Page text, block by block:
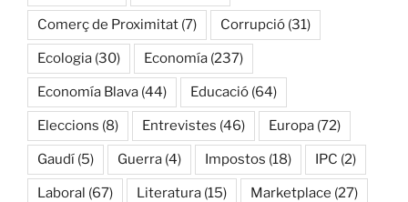
Comerç de Proximitat (7) Corrupció (31)
Ecologia (30) Economía (237)
Economía Blava (44) Educació (64)
Eleccions (8) Entrevistes (46) Europa (72)
Gaudí (5) Guerra (4) Impostos (18) IPC (2)
Laboral (67) Literatura (15) Marketplace (27)